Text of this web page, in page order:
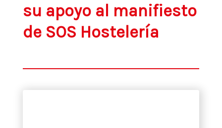
su apoyo al manifiesto
de SOS Hostelería